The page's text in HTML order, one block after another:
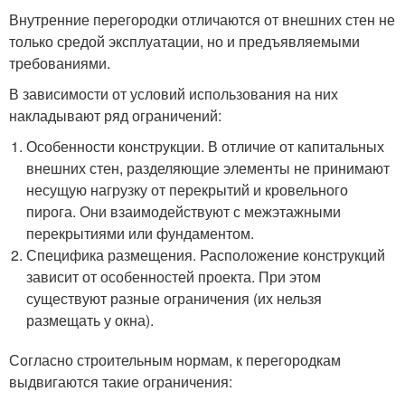
Внутренние перегородки отличаются от внешних стен не
только средой эксплуатации, но и предъявляемыми
требованиями.
В зависимости от условий использования на них
накладывают ряд ограничений:
Особенности конструкции. В отличие от капитальных
внешних стен, разделяющие элементы не принимают
несущую нагрузку от перекрытий и кровельного
пирога. Они взаимодействуют с межэтажными
перекрытиями или фундаментом.
Специфика размещения. Расположение конструкций
зависит от особенностей проекта. При этом
существуют разные ограничения (их нельзя
размещать у окна).
Согласно строительным нормам, к перегородкам
выдвигаются такие ограничения: